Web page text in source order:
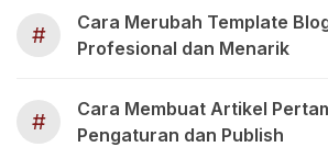
#
Cara Merubah Template
Profesional dan Menarik
#
Cara Membuat Artikel
Pengaturan dan Publish